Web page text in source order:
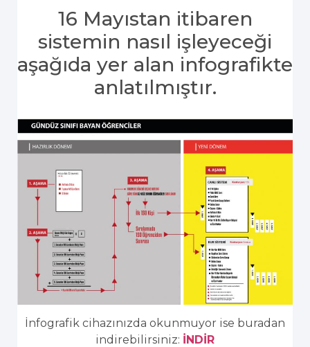
16 Mayıstan itibaren
sistemin nasıl işleyeceği
aşağıda yer alan infografikte
anlatılmıştır.
İnfografik cihazınızda okunmuyor ise buradan
indirebilirsiniz: İNDİR